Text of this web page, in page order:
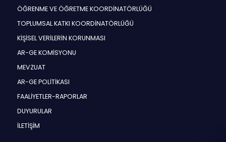
ÖĞRENME VE ÖĞRETME KOORDİNATÖRLÜĞÜ
TOPLUMSAL KATKI KOORDİNATÖRLÜĞÜ
KİŞİSEL VERİLERİN KORUNMASI
AR-GE KOMİSYONU
MEVZUAT
AR-GE POLİTİKASI
FAALİYETLER-RAPORLAR
DUYURULAR
İLETİŞİM